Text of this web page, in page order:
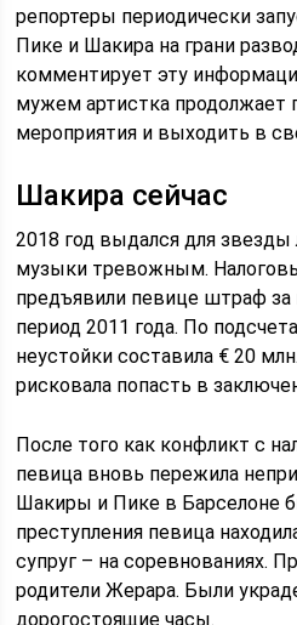
репортеры периодически
Пике и Шакира на грани
комментирует эту
мужем артистка продолжает
мероприятия и выходить в
Шакира сейчас
2018 год выдался для
музыки тревожным.
предъявили певице штраф за
период 2011 года. По
неустойки составила € 20
рисковала попасть в
После того как конфликт с
певица вновь пережила
Шакиры и Пике в Барселоне
преступления певица
супруг – на соревнованиях.
родители Жерара. Были
дорогостоящие часы.